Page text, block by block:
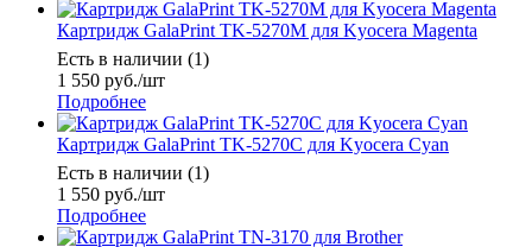
Картридж GalaPrint TK-5270M для Kyocera Magenta
Есть в наличии (1)
1 550 руб./шт
Подробнее
Картридж GalaPrint TK-5270C для Kyocera Cyan
Есть в наличии (1)
1 550 руб./шт
Подробнее